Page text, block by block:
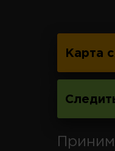
Карта